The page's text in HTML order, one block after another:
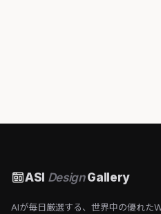
ASI DesignGallery
AIが毎日厳選する、世界中の優れた